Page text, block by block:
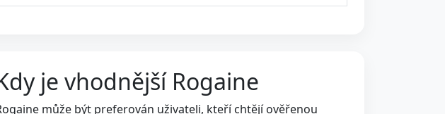
je vhodnější Rogaine
může být preferován uživateli, kteří chtějí ověřenou